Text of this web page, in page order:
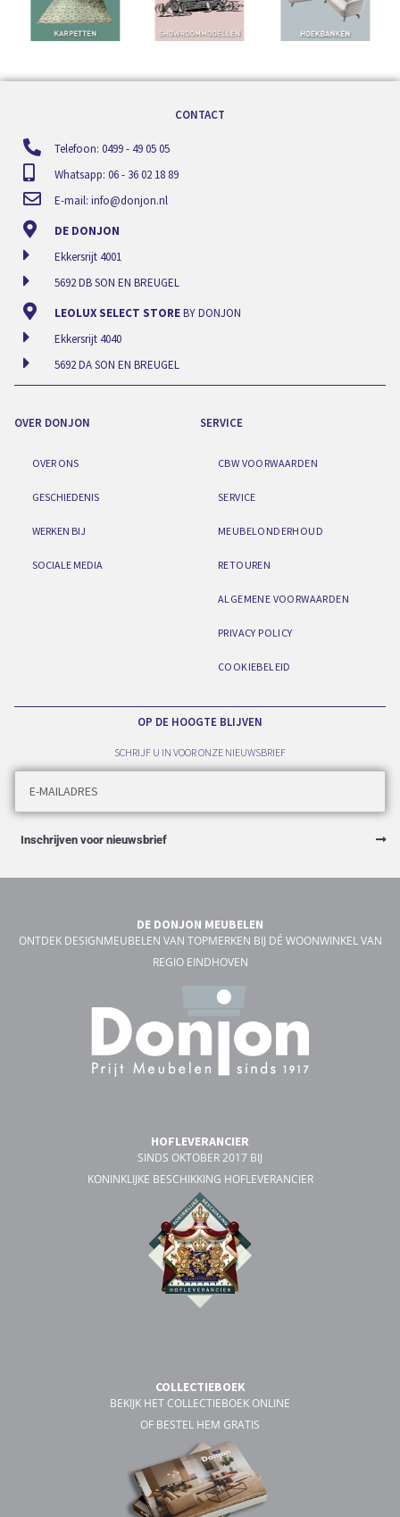
CONTACT
Telefoon: 0499 - 49 05 05
Whatsapp: 06 - 36 02 18 89
E-mail: info@donjon.nl
DE DONJON
Ekkersrijt 4001
5692 DB SON EN BREUGEL
LEOLUX SELECT STOREBY DONJON
Ekkersrijt 4040
5692 DA SON EN BREUGEL
OVER DONJON
OVER ONS
GESCHIEDENIS
WERKEN BIJ
SOCIALE MEDIA
SERVICE
CBW VOORWAARDEN
SERVICE
MEUBELONDERHOUD
RETOUREN
ALGEMENE VOORWAARDEN
PRIVACY POLICY
COOKIEBELEID
OP DE HOOGTE BLIJVEN
SCHRIJF U IN VOOR ONZE NIEUWSBRIEF
Inschrijven voor nieuwsbrief
DE DONJON MEUBELEN
ONTDEK DESIGNMEUBELEN VAN TOPMERKEN BIJ DÉ WOONWINKEL VAN
REGIO EINDHOVEN
HOFLEVERANCIER
SINDS OKTOBER 2017 BIJ
KONINKLIJKE BESCHIKKING HOFLEVERANCIER
COLLECTIEBOEK
BEKIJK HET COLLECTIEBOEK ONLINE
OF BESTEL HEM GRATIS